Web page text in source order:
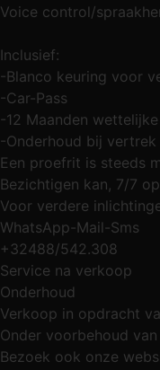
Voice control/
Inclusief:
-Blanco keuring voor
-Car-Pass
-12 Maanden
-Onderhoud bij vertrek
Een proefrit is steeds
Bezichtigen kan, 7/7
Voor verdere
WhatsApp-Mail-Sms
+32488/542.308
Service na verkoop
Onderhoud
Verkoop in opdracht
Onder voorbehoud
Bezoek ook onze